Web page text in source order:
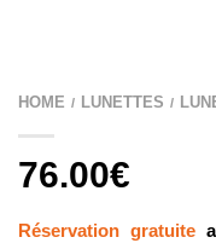
HOME / LUNETTES /
76.00€
Réservation gratuite